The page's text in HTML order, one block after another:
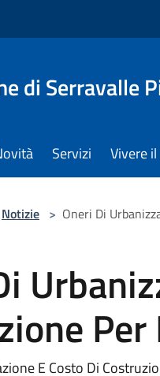
di Serravalle
Servizi Vivere
Notizie > Oneri Di
E Costo Di